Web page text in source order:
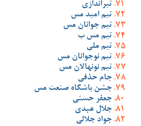
تیراندازی
تیم امید مس
تیم جوانان مس
تیم مس ب
تیم ملی
تیم نوجوانان مس
تیم نونهالان مس
جام حذفی
جشن باشگاه صنعت مس
جعفر حسنی
جلال عبدی
جواد جلالی